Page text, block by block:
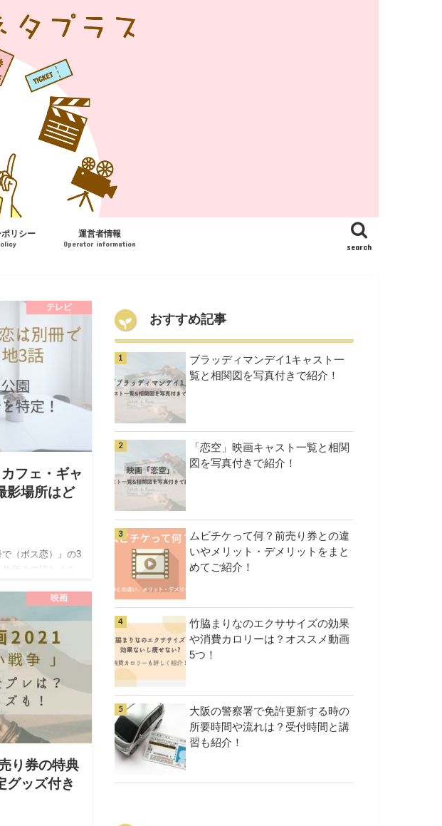
search
リシー 運営者情報
Operator information
テレビ
フェ・ギャ
影場所はど
（ボス恋）』の3
所まで詳しくを
イコットされて
映画
り券の特典
グッズ付き
おすすめ記事
ブラッディマンデイ1キャスト一
覧と相関図を写真付きで紹介！
「恋空」映画キャスト一覧と相関
図を写真付きで紹介！
ムビチケって何？前売り券との違
いやメリット・デメリットをまと
めてご紹介！
竹脇まりなのエクササイズの効果
や消費カロリーは？オススメ動画
5つ！
大阪の警察署で免許更新する時の
所要時間や流れは？受付時間と講
習も紹介！